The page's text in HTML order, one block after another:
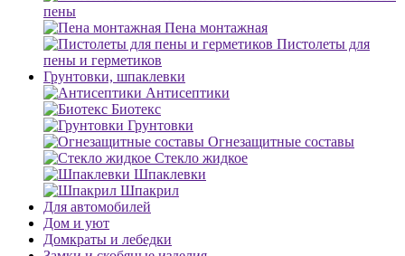
пены
Пена монтажная
Пистолеты для
пены и герметиков
Грунтовки, шпаклевки
Антисептики
Биотекс
Грунтовки
Огнезащитные составы
Стекло жидкое
Шпаклевки
Шпакрил
Для автомобилей
Дом и уют
Домкраты и лебедки